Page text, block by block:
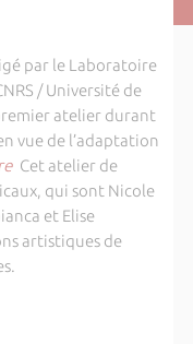
par le Laboratoire
/ Université de
atelier durant
vue de l’adaptation
Cet atelier de
qui sont Nicole
et Elise
artistiques de